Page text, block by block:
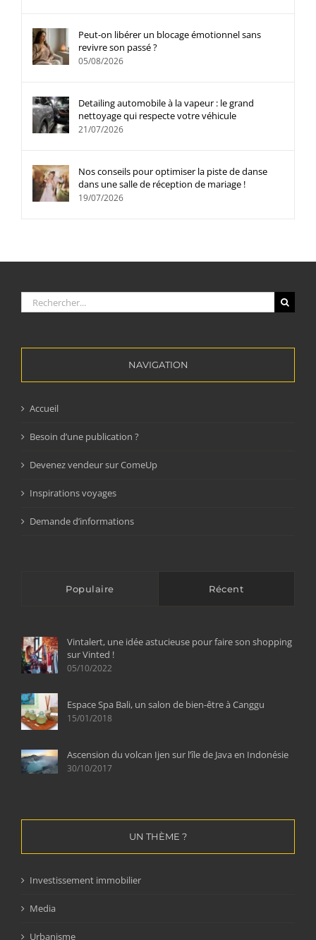
Peut-on libérer un blocage émotionnel sans
revivre son passé ?
05/08/2026
Detailing automobile à la vapeur : le grand
nettoyage qui respecte votre véhicule
21/07/2026
Nos conseils pour optimiser la piste de danse
dans une salle de réception de mariage !
19/07/2026
Rechercher:
NAVIGATION
Accueil
Besoin d’une publication ?
Devenez vendeur sur ComeUp
Inspirations voyages
Demande d’informations
Populaire Récent
Vintalert, une idée astucieuse pour faire son shopping
sur Vinted !
05/10/2022
Espace Spa Bali, un salon de bien-être à Canggu
15/01/2018
Ascension du volcan Ijen sur l’île de Java en Indonésie
30/10/2017
UN THÈME ?
Investissement immobilier
Media
Urbanisme